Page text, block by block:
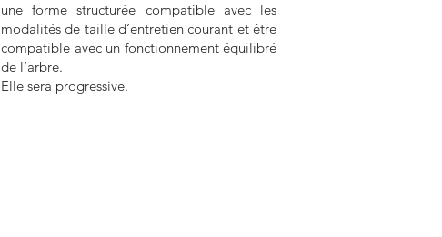
une forme structurée compatible avec les
modalités de taille d’entretien courant et être
compatible avec un fonctionnement équilibré
de l’arbre.
Elle sera progressive.